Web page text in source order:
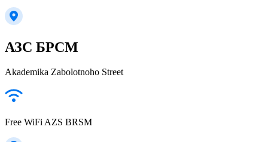
АЗС БРСМ
Akademika Zabolotnoho Street
Free WiFi AZS BRSM